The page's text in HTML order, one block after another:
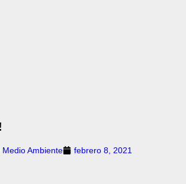
Medio Ambiente febrero 8, 2021